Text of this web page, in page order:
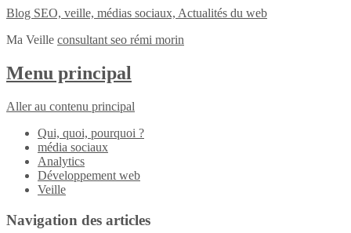
Blog SEO, veille, médias sociaux, Actualités du web
Ma Veille consultant seo rémi morin
Menu principal
Aller au contenu principal
Qui, quoi, pourquoi ?
média sociaux
Analytics
Développement web
Veille
Navigation des articles